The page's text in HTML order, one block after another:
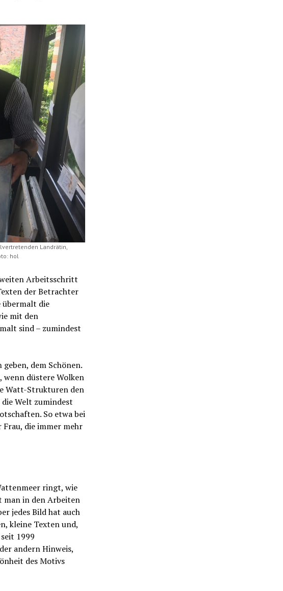
Landrätin,
hol
Arbeitsschritt
der Betrachter
übermalt die
mit den
sind – zumindest
dem Schönen.
düstere Wolken
Watt-Strukturen den
Welt zumindest
So etwa bei
Frau, die immer mehr
ringt, wie
man in den Arbeiten
jedes Bild hat auch
kleine Texten und,
1999
andern Hinweis,
des Motivs